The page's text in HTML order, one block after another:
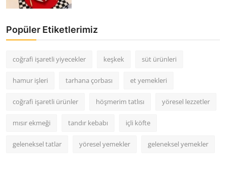
Popüler Etiketlerimiz
coğrafi işaretli yiyecekler keşkek süt ürünleri
hamur işleri tarhana çorbası et yemekleri
coğrafi işaretli ürünler höşmerim tatlısı yöresel lezzetler
mısır ekmeği tandır kebabı içli köfte
geleneksel tatlar yöresel yemekler geleneksel yemekler